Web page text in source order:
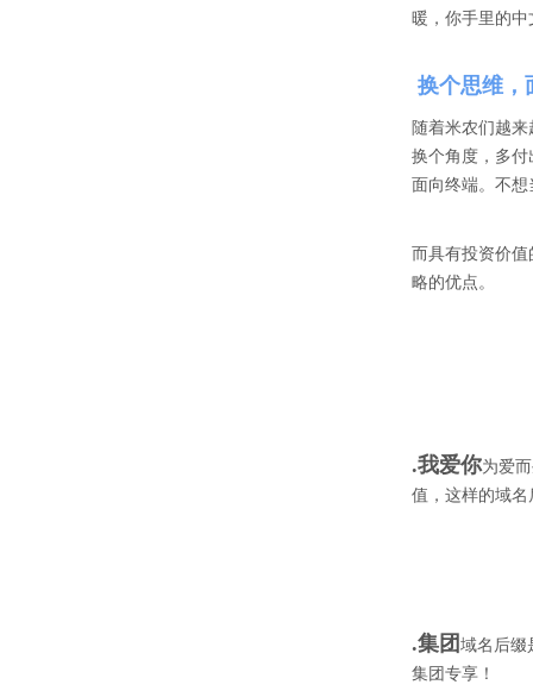
暖，你手里的
换个思维，
随着米农们越
换个角度，多
面向终端。不
而具有投资价
略的优点。
.我爱你为爱
值，这样的域
.集团 域名后缀
集团专享！